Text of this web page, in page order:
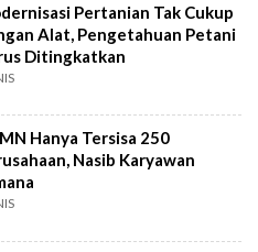
Pertanian Tak Cukup
Alat, Pengetahuan Petani
Ditingkatkan
Hanya Tersisa 250
Nasib Karyawan